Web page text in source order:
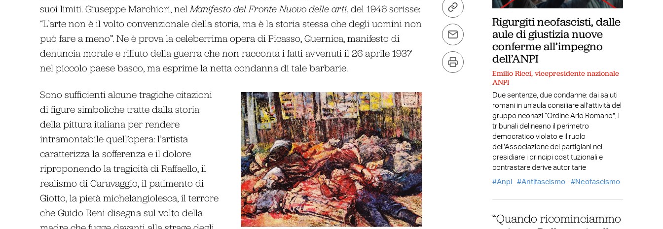
suoi limiti. Giuseppe Marchiori, nel Manifesto del Fronte Nuovo delle arti, del 1946 scrisse:
“L’arte non è il volto convenzionale della storia, ma è la storia stessa che degli uomini non
può fare a meno”. Ne è prova la celeberrima opera di Picasso, Guernica , manifesto di
denuncia morale e rifiuto della guerra che non racconta i fatti avvenuti il 26 aprile 1937
nel piccolo paese basco, ma esprime la netta condanna di tale barbarie.
Sono sufficienti alcune tragiche citazioni
di figure simboliche tratte dalla storia
della pittura italiana per rendere
intramontabile quell’opera: l’artista
caratterizza la sofferenza e il dolore
riproponendo la tragicità di Raffaello, il
realismo di Caravaggio, il patimento di
Giotto, la pietà michelangiolesca, il terrore
che Guido Reni disegna sul volto della
Rigurgiti neofascisti, dalle
aule di giustizia nuove
conferme all’impegno
dell’ANPI
Emilio Ricci, vicepresidente nazionale
ANPI
Due sentenze, due condanne: dai saluti
romani in un’aula consiliare all’attività del
gruppo neonazi “Ordine Ario Romano”, i
tribunali delineano il perimetro
democratico violato e il ruolo
dell’Associazione dei partigiani nel
presidiare i principi costituzionali e
contrastare derive autoritarie
Anpi
Antifascismo Neofascismo
“Quando ricominciammo